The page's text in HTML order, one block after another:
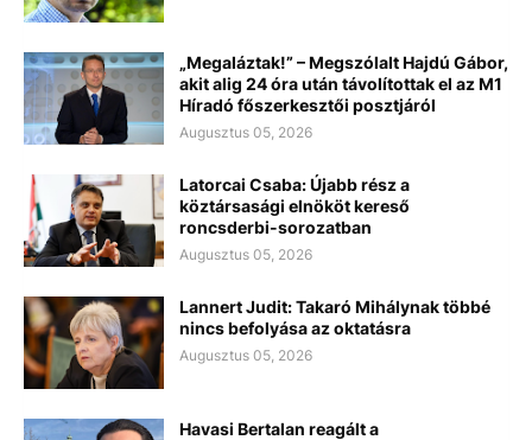
„Megaláztak!” – Megszólalt Hajdú Gábor,
akit alig 24 óra után távolítottak el az M1
Híradó főszerkesztői posztjáról
Augusztus 05, 2026
Latorcai Csaba: Újabb rész a
köztársasági elnököt kereső
roncsderbi-sorozatban
Augusztus 05, 2026
Lannert Judit: Takaró Mihálynak többé
nincs befolyása az oktatásra
Augusztus 05, 2026
Havasi Bertalan reagált a